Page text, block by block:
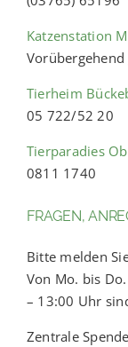
Katzenstation
Vorübergehend
Tierheim
05 722/52 20
Tierparadies
0811 1740
FRAGEN,
Bitte melden
Von Mo. bis
– 13:00 Uhr
Zentrale